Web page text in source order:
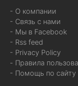
- О компании
- Связь с нами
- Мы в Facebook
- Rss feed
- Privacy Policy
- Правила
- Помощь по сайту